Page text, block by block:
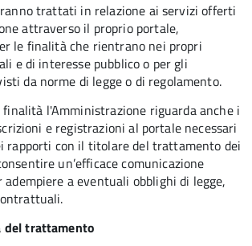
trattati in relazione ai servizi offerti
attraverso il proprio portale,
le finalità che rientrano nei propri
e di interesse pubblico o per gli
da norme di legge o di regolamento.
l'Amministrazione riguarda anche i
e registrazioni al portale necessari
rapporti con il titolare del trattamento dei
un’efficace comunicazione
a eventuali obblighi di legge,
del trattamento